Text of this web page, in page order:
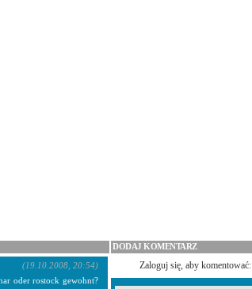
oder rostock gewohnt?
(19.10.2008, 20:54)
DODAJ KOMENTARZ
Zaloguj się, aby komentować: